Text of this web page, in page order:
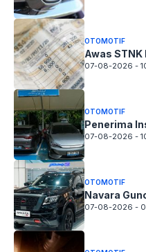
OTOMOTIF
Awas
07-08-2026 -
OTOMOTIF
Penerima
07-08-2026 -
OTOMOTIF
Navara
07-08-2026 -